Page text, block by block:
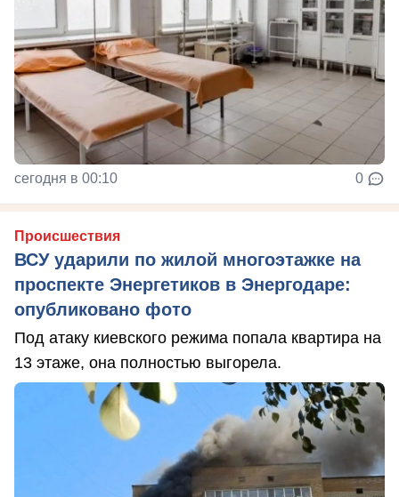
сегодня в 00:10 0
Происшествия
ВСУ ударили по жилой многоэтажке на
проспекте Энергетиков в Энергодаре:
опубликовано фото
Под атаку киевского режима попала квартира на
13 этаже, она полностью выгорела.